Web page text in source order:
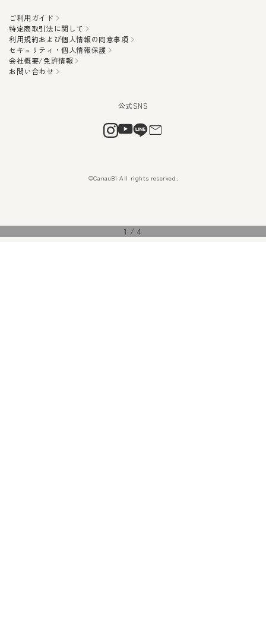
1 /4
ご利用ガイド
特定商取引法に関して
利用規約および個人情報の同意事項
セキュリティ・個人情報保護
会社概要/免許情報
お問い合わせ
©CanauBi All rights reserved.